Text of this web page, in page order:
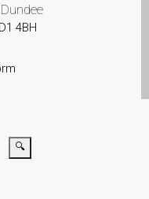
Neo
Reparatur-Service
vertrauen Mac-
hier in
4BH